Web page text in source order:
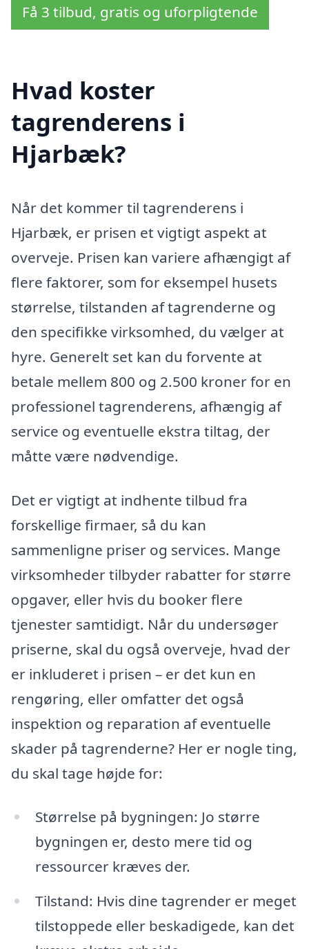
Få 3 tilbud, gratis og uforpligtende
Hvad koster
tagrenderens i
Hjarbæk?
Når det kommer til tagrenderens i
Hjarbæk, er prisen et vigtigt aspekt at
overveje. Prisen kan variere afhængigt af
flere faktorer, som for eksempel husets
størrelse, tilstanden af tagrenderne og
den specifikke virksomhed, du vælger at
hyre. Generelt set kan du forvente at
betale mellem 800 og 2.500 kroner for en
professionel tagrenderens, afhængig af
service og eventuelle ekstra tiltag, der
måtte være nødvendige.
Det er vigtigt at indhente tilbud fra
forskellige firmaer, så du kan
sammenligne priser og services. Mange
virksomheder tilbyder rabatter for større
opgaver, eller hvis du booker flere
tjenester samtidigt. Når du undersøger
priserne, skal du også overveje, hvad der
er inkluderet i prisen – er det kun en
rengøring, eller omfatter det også
inspektion og reparation af eventuelle
skader på tagrenderne? Her er nogle ting,
du skal tage højde for:
Størrelse på bygningen: Jo større
bygningen er, desto mere tid og
ressourcer kræves der.
Tilstand: Hvis dine tagrender er meget
tilstoppede eller beskadigede, kan det